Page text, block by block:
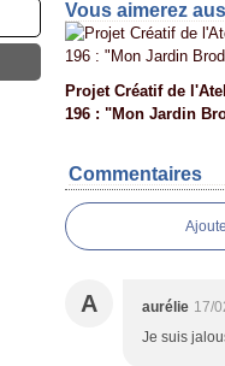
Vous aimerez
Projet Créatif de
196 : "Mon Jardin
Commentaires
A aurélie 17/
Je suis